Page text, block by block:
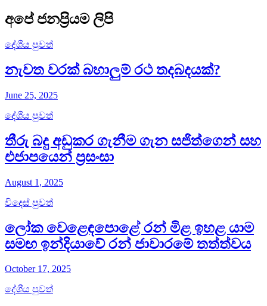
අපේ ජනප්‍රියම ලිපි
දේශීය පුවත්
නැවත වරක් බහාලුම් රථ තදබදයක්?
June 25, 2025
දේශීය පුවත්
තීරු බදු අඩුකර ගැනීම ගැන සජිත්ගෙන් සහ
එජාපයෙන් ප්‍රසංසා
August 1, 2025
විදෙස් පුවත්
ලෝක වෙළෙඳපොළේ රන් මිළ ඉහළ යාම
සමඟ ඉන්දියාවේ රන් ජාවාරමේ තත්ත්වය
October 17, 2025
දේශීය පුවත්